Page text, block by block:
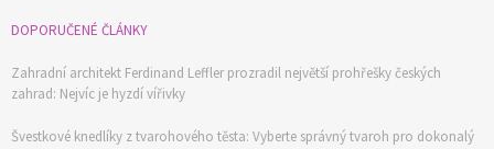
DOPORUČENÉ ČLÁNKY
Zahradní architekt Ferdinand Leffler prozradil největší prohřešky českých
zahrad: Nejvíc je hyzdí vířivky
Švestkové knedlíky z tvarohového těsta: Vyberte správný tvaroh pro dokonalý